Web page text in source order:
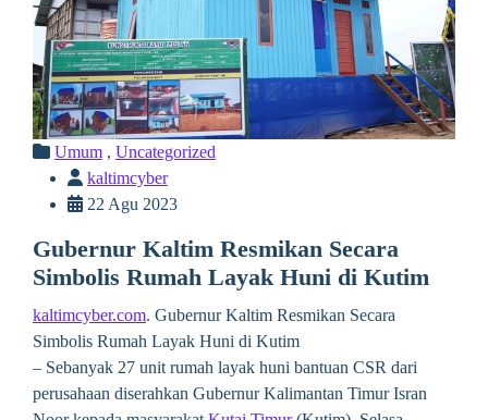
Umum , Uncategorized
kaltimcyber
22 Agu 2023
Gubernur Kaltim Resmikan Secara
Simbolis Rumah Layak Huni di Kutim
kaltimcyber.com. Gubernur Kaltim Resmikan Secara
Simbolis Rumah Layak Huni di Kutim
– Sebanyak 27 unit rumah layak huni bantuan CSR dari
perusahaan diserahkan Gubernur Kalimantan Timur Isran